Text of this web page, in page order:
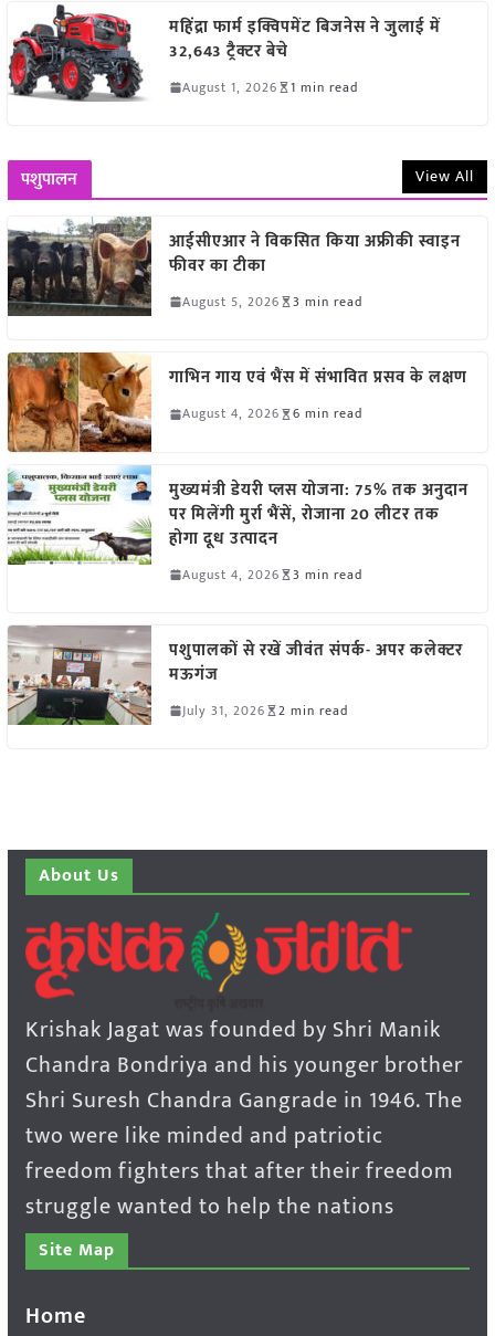
महिंद्रा फार्म इक्विपमेंट बिजनेस ने जुलाई में
32,643 ट्रैक्टर बेचे
August 1, 2026 1 min read
पशुपालन View All
आईसीएआर ने विकसित किया अफ्रीकी स्वाइन
फीवर का टीका
August 5, 2026 3 min read
गाभिन गाय एवं भैंस में संभावित प्रसव के लक्षण
August 4, 2026 6 min read
मुख्यमंत्री डेयरी प्लस योजना: 75% तक अनुदान
पर मिलेंगी मुर्रा भैंसें, रोजाना 20 लीटर तक
होगा दूध उत्पादन
August 4, 2026 3 min read
पशुपालकों से रखें जीवंत संपर्क- अपर कलेक्टर
मऊगंज
July 31, 2026 2 min read
About Us
Krishak Jagat was founded by Shri Manik
Chandra Bondriya and his younger brother
Shri Suresh Chandra Gangrade in 1946. The
two were like minded and patriotic
freedom fighters that after their freedom
struggle wanted to help the nations
Site Map
Home